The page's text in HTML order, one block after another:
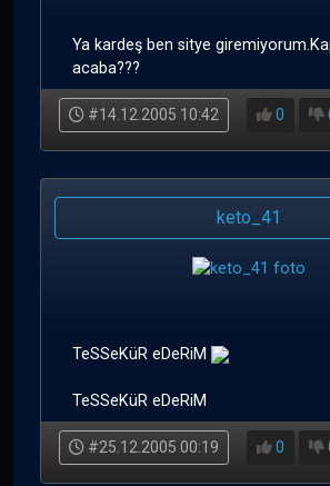
Ya kardeş ben sitye
acaba???
#14.12.2005 10:42 0
keto_41
TeSSeKüR eDeRiM
TeSSeKüR eDeRiM
#25.12.2005 00:19 0